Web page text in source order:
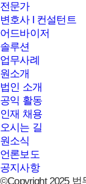
전문가
변호사 l 컨설턴트
어드바이저
솔루션
업무사례
원소개
법인 소개
공익 활동
인재 채용
오시는 길
원소식
언론보도
공지사항
©Copyright 2025 법